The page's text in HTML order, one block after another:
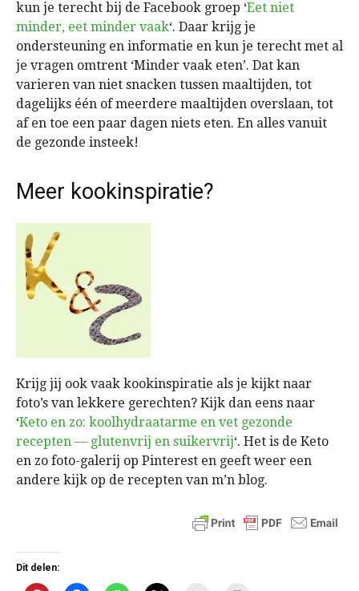
kun je terecht bij de Facebook groep ‘Eet niet
minder, eet minder vaak‘. Daar krijg je
ondersteuning en informatie en kun je terecht met al
je vragen omtrent ‘Minder vaak eten’. Dat kan
varieren van niet snacken tussen maaltijden, tot
dagelijks één of meerdere maaltijden overslaan, tot
af en toe een paar dagen niets eten. En alles vanuit
de gezonde insteek!
Meer kookinspiratie?
Krijg jij ook vaak kookinspiratie als je kijkt naar
foto’s van lekkere gerechten? Kijk dan eens naar
‘Keto en zo: koolhydraatarme en vet gezonde
recepten — glutenvrij en suikervrij‘. Het is de Keto
en zo foto-galerij op Pinterest en geeft weer een
andere kijk op de recepten van m’n blog.
Dit delen: